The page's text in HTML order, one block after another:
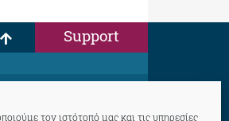
τον ιστότοπό μας και τις υπηρεσίες
Support